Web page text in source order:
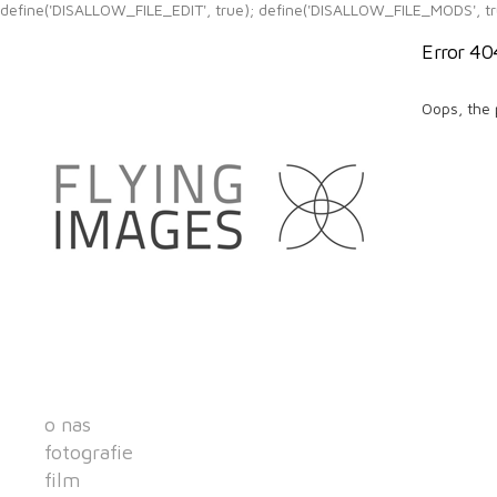
define('DISALLOW_FILE_EDIT', true); define('DISALLOW_FILE_MODS',
o nas
fotografie
film
Error
Oops, the